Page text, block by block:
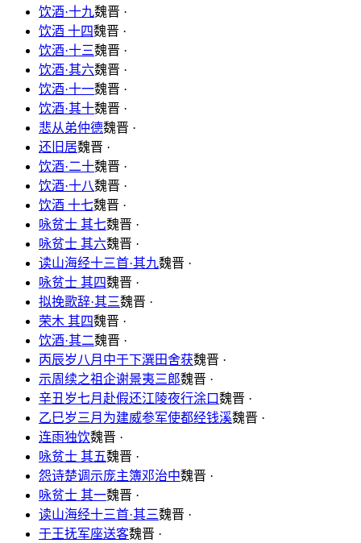
饮酒·十九魏晋 ·
饮酒 十四魏晋 ·
饮酒·十三魏晋 ·
饮酒·其六魏晋 ·
饮酒·十一魏晋 ·
饮酒·其十魏晋 ·
悲从弟仲德魏晋 ·
还旧居魏晋 ·
饮酒·二十魏晋 ·
饮酒·十八魏晋 ·
饮酒 十七魏晋 ·
咏贫士 其七魏晋 ·
咏贫士 其六魏晋 ·
读山海经十三首·其九魏晋 ·
咏贫士 其四魏晋 ·
拟挽歌辞·其三魏晋 ·
荣木 其四魏晋 ·
饮酒·其二魏晋 ·
丙辰岁八月中于下潠田舍获魏晋 ·
示周续之祖企谢景夷三郎魏晋 ·
辛丑岁七月赴假还江陵夜行涂口魏晋 ·
乙巳岁三月为建威参军使都经钱溪魏晋 ·
连雨独饮魏晋 ·
咏贫士 其五魏晋 ·
怨诗楚调示庞主簿邓治中魏晋 ·
咏贫士 其一魏晋 ·
读山海经十三首·其三魏晋 ·
于王抚军座送客魏晋 ·